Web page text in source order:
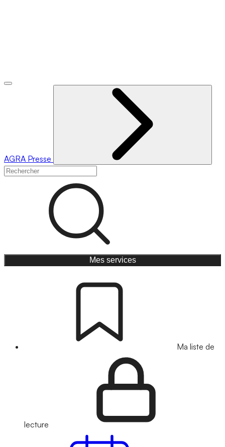
AGRA Presse
Mes services
Ma liste de
lecture